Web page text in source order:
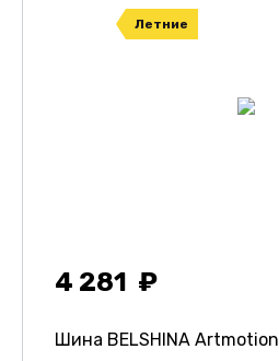
Летние
4 281
Шина BELSHINA Artmotion